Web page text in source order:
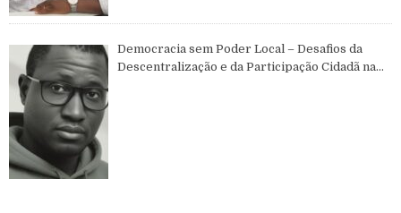
Democracia sem Poder Local – Desafios da
Descentralização e da Participação Cidadã na